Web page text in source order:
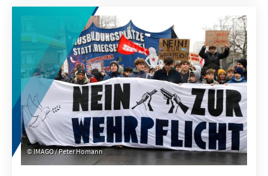
Stillstand aufgelöst werden kann. Die seit
Jahren geforderte grundlegende Reform der
WTO wird auch dieses Mal nicht gelingen. Das
ist zwar keine gute Nachricht für die globale
Handelsordnung, es bedeutet aber nicht, dass
den konstruktiven Kräften innerhalb der
Weltgemeinschaft und insbesondere der EU
die Hände gebunden sind.
IMAGO / Peter Homann